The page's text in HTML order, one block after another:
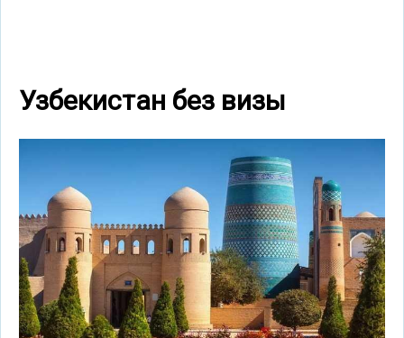
Узбекистан без визы